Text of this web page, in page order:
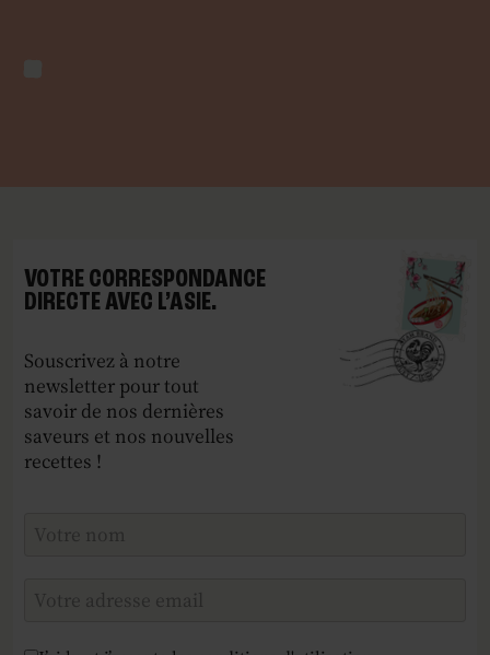
VOTRE CORRESPONDANCE
DIRECTE AVEC L’ASIE.
Souscrivez à notre
newsletter pour tout
savoir de nos dernières
saveurs et nos nouvelles
recettes !